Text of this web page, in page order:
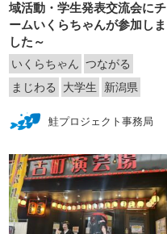
域活動・学生発表交流会にチ
ームいくらちゃんが参加しま
した～
いくらちゃん つながる
まじわる
大学生 新潟県
鮭プロジェクト事務局